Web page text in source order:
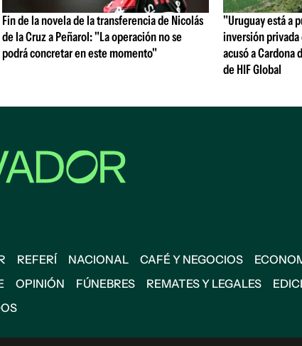
Fin de la novela de la transferencia de Nicolás
de la Cruz a Peñarol: "La operación no se
podrá concretar en este momento"
"Uruguay está a
inversión
acusó a
de HIF Global
REFERÍ NACIONAL CAFÉ Y NEGOCIOS
OPINIÓN FÚNEBRES REMATES Y LEGALES